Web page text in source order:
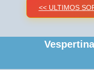
<< ULTIMOS